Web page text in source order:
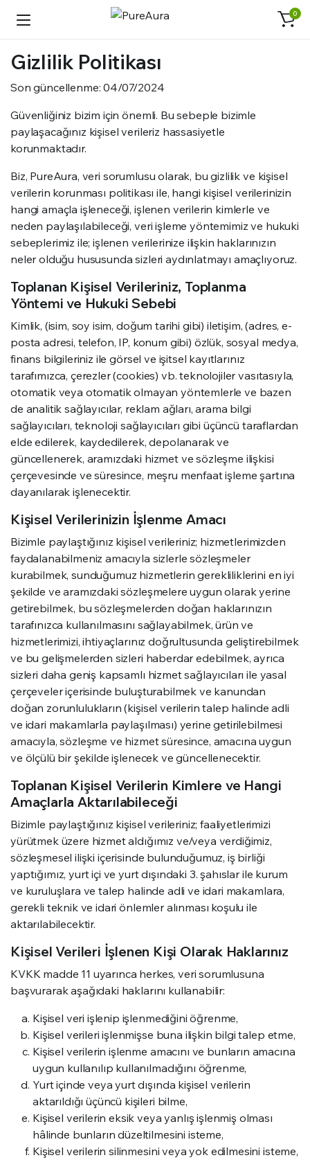
0
Gizlilik Politikası
Son güncellenme: 04/07/2024
Güvenliğiniz bizim için önemli. Bu sebeple bizimle
paylaşacağınız kişisel verileriz hassasiyetle
korunmaktadır.
Biz, PureAura, veri sorumlusu olarak, bu gizlilik ve kişisel
verilerin korunması politikası ile, hangi kişisel verilerinizin
hangi amaçla işleneceği, işlenen verilerin kimlerle ve
neden paylaşılabileceği, veri işleme yöntemimiz ve hukuki
sebeplerimiz ile; işlenen verilerinize ilişkin haklarınızın
neler olduğu hususunda sizleri aydınlatmayı amaçlıyoruz.
Toplanan Kişisel Verileriniz, Toplanma
Yöntemi ve Hukuki Sebebi
Kimlik, (isim, soy isim, doğum tarihi gibi) iletişim, (adres, e-
posta adresi, telefon, IP, konum gibi) özlük, sosyal medya,
finans bilgileriniz ile görsel ve işitsel kayıtlarınız
tarafımızca, çerezler (cookies) vb. teknolojiler vasıtasıyla,
otomatik veya otomatik olmayan yöntemlerle ve bazen
de analitik sağlayıcılar, reklam ağları, arama bilgi
sağlayıcıları, teknoloji sağlayıcıları gibi üçüncü taraflardan
elde edilerek, kaydedilerek, depolanarak ve
güncellenerek, aramızdaki hizmet ve sözleşme ilişkisi
çerçevesinde ve süresince, meşru menfaat işleme şartına
dayanılarak işlenecektir.
Kişisel Verilerinizin İşlenme Amacı
Bizimle paylaştığınız kişisel verileriniz; hizmetlerimizden
faydalanabilmeniz amacıyla sizlerle sözleşmeler
kurabilmek, sunduğumuz hizmetlerin gerekliliklerini en iyi
şekilde ve aramızdaki sözleşmelere uygun olarak yerine
getirebilmek, bu sözleşmelerden doğan haklarınızın
tarafınızca kullanılmasını sağlayabilmek, ürün ve
hizmetlerimizi, ihtiyaçlarınız doğrultusunda geliştirebilmek
ve bu gelişmelerden sizleri haberdar edebilmek, ayrıca
sizleri daha geniş kapsamlı hizmet sağlayıcıları ile yasal
çerçeveler içerisinde buluşturabilmek ve kanundan
doğan zorunlulukların (kişisel verilerin talep halinde adli
ve idari makamlarla paylaşılması) yerine getirilebilmesi
amacıyla, sözleşme ve hizmet süresince, amacına uygun
ve ölçülü bir şekilde işlenecek ve güncellenecektir.
Toplanan Kişisel Verilerin Kimlere ve Hangi
Amaçlarla Aktarılabileceği
Bizimle paylaştığınız kişisel verileriniz; faaliyetlerimizi
yürütmek üzere hizmet aldığımız ve/veya verdiğimiz,
sözleşmesel ilişki içerisinde bulunduğumuz, iş birliği
yaptığımız, yurt içi ve yurt dışındaki 3. şahıslar ile kurum
ve kuruluşlara ve talep halinde adli ve idari makamlara,
gerekli teknik ve idari önlemler alınması koşulu ile
aktarılabilecektir.
Kişisel Verileri İşlenen Kişi Olarak Haklarınız
KVKK madde 11 uyarınca herkes, veri sorumlusuna
başvurarak aşağıdaki haklarını kullanabilir:
Kişisel veri işlenip işlenmediğini öğrenme,
Kişisel verileri işlenmişse buna ilişkin bilgi talep etme,
Kişisel verilerin işlenme amacını ve bunların amacına
uygun kullanılıp kullanılmadığını öğrenme,
Yurt içinde veya yurt dışında kişisel verilerin
aktarıldığı üçüncü kişileri bilme,
Kişisel verilerin eksik veya yanlış işlenmiş olması
hâlinde bunların düzeltilmesini isteme,
Kişisel verilerin silinmesini veya yok edilmesini isteme,